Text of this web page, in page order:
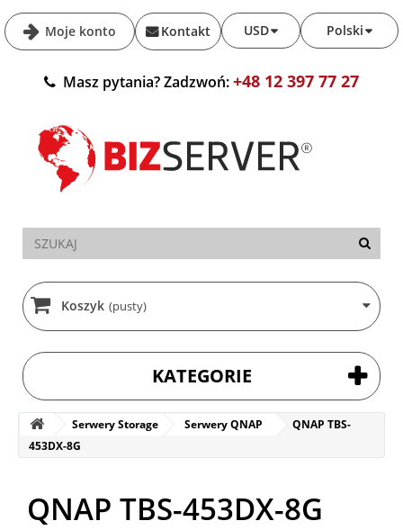
Moje konto Polski
USD
Kontakt
Masz pytania? Zadzwoń:+48 12 397 77 27
Koszyk (pusty)
KATEGORIE
Serwery Storage Serwery QNAP
QNAP TBS-
453DX-8G
QNAP TBS-453DX-8G